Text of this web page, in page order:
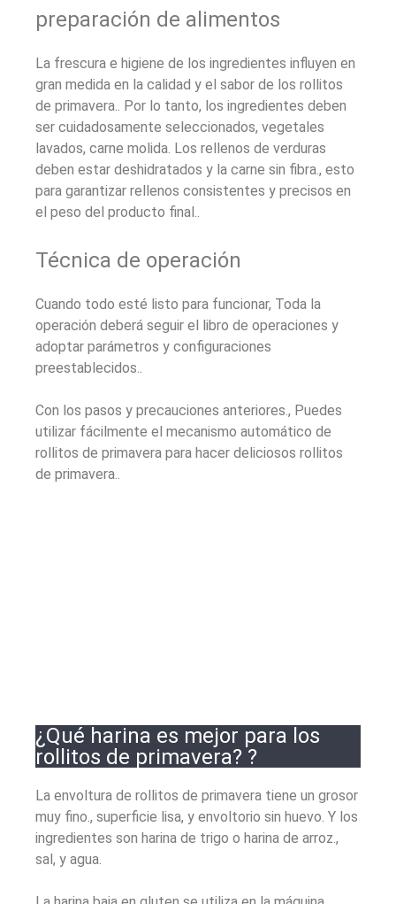
preparación de alimentos
La frescura e higiene de los ingredientes influyen en
gran medida en la calidad y el sabor de los rollitos
de primavera.. Por lo tanto, los ingredientes deben
ser cuidadosamente seleccionados, vegetales
lavados, carne molida. Los rellenos de verduras
deben estar deshidratados y la carne sin fibra., esto
para garantizar rellenos consistentes y precisos en
el peso del producto final..
Técnica de operación
Cuando todo esté listo para funcionar, Toda la
operación deberá seguir el libro de operaciones y
adoptar parámetros y configuraciones
preestablecidos..
Con los pasos y precauciones anteriores., Puedes
utilizar fácilmente el mecanismo automático de
rollitos de primavera para hacer deliciosos rollitos
de primavera..
¿Qué harina es mejor para los
rollitos de primavera? ?
La envoltura de rollitos de primavera tiene un grosor
muy fino., superficie lisa, y envoltorio sin huevo. Y los
ingredientes son harina de trigo o harina de arroz.,
sal, y agua.